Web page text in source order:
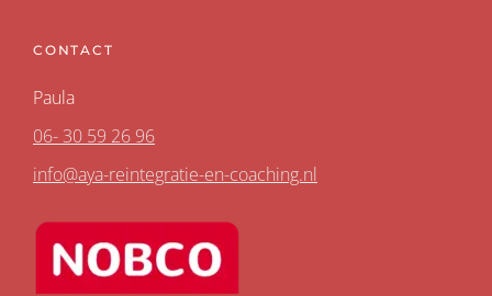
CONTACT
Paula
06- 30 59 26 96
info@aya-reintegratie-en-coaching.nl